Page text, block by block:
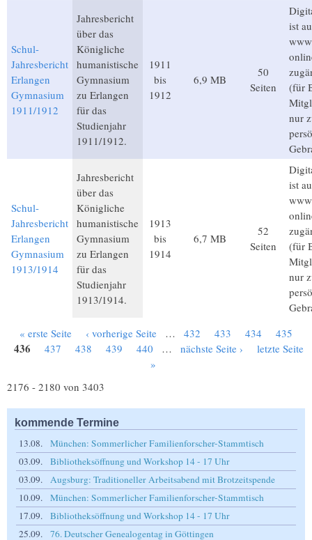
Schul-
Jahresbericht
Erlangen
Gymnasium
1911/1912
Jahresbericht
über das
Königliche
humanistische
Gymnasium
zu Erlangen
für das
Studienjahr
1911/1912.
1911
bis
1912
6,9 MB
50
Seiten
ist
(für
nur
Schul-
Jahresbericht
Erlangen
Gymnasium
1913/1914
Jahresbericht
über das
Königliche
humanistische
Gymnasium
zu Erlangen
für das
Studienjahr
1913/1914.
1913
bis
1914
6,7 MB
52
Seiten
ist
(für
nur
Seiten
« erste Seite ‹ vorherige Seite … 432 433 434 435
436 437 438 439 440 … nächste Seite ›
letzte Seite
»
2176 - 2180 von 3403
kommende Termine
13.08.
München: Sommerlicher Familienforscher-Stammtisch
03.09.
Bibliotheksöffnung und Workshop 14 - 17 Uhr
03.09.
Augsburg: Traditioneller Arbeitsabend mit Brotzeitspende
10.09.
München: Sommerlicher Familienforscher-Stammtisch
17.09.
Bibliotheksöffnung und Workshop 14 - 17 Uhr
25.09.
76. Deutscher Genealogentag in Göttingen